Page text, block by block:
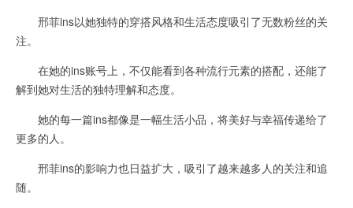
邢菲ins以她独特的穿搭风格和生活态度吸引了无数粉丝的关
注。
在她的ins账号上，不仅能看到各种流行元素的搭配，还能了
解到她对生活的独特理解和态度。
她的每一篇ins都像是一幅生活小品，将美好与幸福传递给了
更多的人。
邢菲ins的影响力也日益扩大，吸引了越来越多人的关注和追
随。